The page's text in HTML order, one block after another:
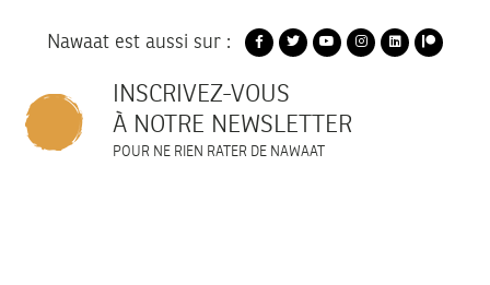
Nawaat est aussi sur :
INSCRIVEZ-VOUS
À NOTRE NEWSLETTER
POUR NE RIEN RATER DE NAWAAT